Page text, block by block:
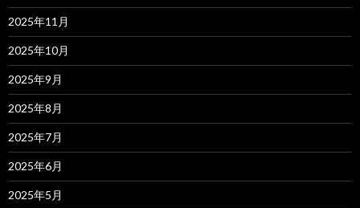
2025年11月
2025年10月
2025年9月
2025年8月
2025年7月
2025年6月
2025年5月